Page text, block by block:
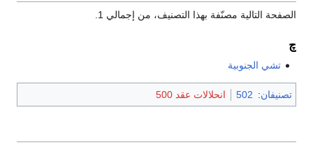
الصفحة التالية مصنّفة بهذا التصنيف، من إجمالي 1.
چ
تشي الجنوبية
تصنيفان:
502 انحلالات عقد 500